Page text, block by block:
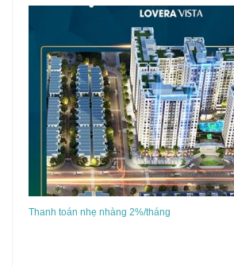
Thanh toán nhẹ nhàng 2%/tháng